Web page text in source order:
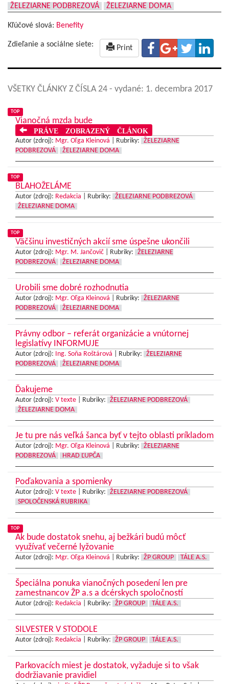
ŽELEZIARNE PODBREZOVÁ
ŽELEZIARNE DOMA
Kľúčové slová: Benefity
Zdieľanie a sociálne siete: Print
VŠETKY ČLÁNKY Z ČÍSLA 24 - vydané: 1. decembra 2017
TOP
Vianočná mzda bude
PRÁVE ZOBRAZENÝ ČLÁNOK
Autor (zdroj): Mgr. Oľga Kleinová Rubriky:
ŽELEZIARNE
PODBREZOVÁ
ŽELEZIARNE DOMA
TOP
BLAHOŽELÁME
Autor (zdroj): Redakcia Rubriky:
ŽELEZIARNE PODBREZOVÁ
ŽELEZIARNE DOMA
TOP
Väčšinu investičných akcií sme úspešne ukončili
Autor (zdroj): Mgr. M. Jančovič Rubriky:
ŽELEZIARNE
PODBREZOVÁ
ŽELEZIARNE DOMA
Urobili sme dobré rozhodnutia
Autor (zdroj): Mgr. Oľga Kleinová Rubriky:
ŽELEZIARNE
PODBREZOVÁ
ŽELEZIARNE DOMA
Právny odbor – referát organizácie a vnútornej
legislatívy INFORMUJE
Autor (zdroj): Ing. Soňa Roštárová Rubriky:
ŽELEZIARNE
PODBREZOVÁ
ŽELEZIARNE DOMA
Ďakujeme
Autor (zdroj): V texte Rubriky:
ŽELEZIARNE PODBREZOVÁ
ŽELEZIARNE DOMA
Je tu pre nás veľká šanca byť v tejto oblasti príkladom
Autor (zdroj): Mgr. Oľga Kleinová Rubriky:
ŽELEZIARNE
PODBREZOVÁ
HRAD ĽUPČA
Poďakovania a spomienky
Autor (zdroj): V texte Rubriky:
ŽELEZIARNE PODBREZOVÁ
SPOLOČENSKÁ RUBRIKA
TOP
Ak bude dostatok snehu, aj bežkári budú môcť
využívať večerné lyžovanie
Autor (zdroj): Mgr. Oľga Kleinová Rubriky: ŽP GROUP TÁLE A.S.
Špeciálna ponuka vianočných posedení len pre
zamestnancov ŽP a.s a dcérskych spoločností
Autor (zdroj): Redakcia Rubriky: ŽP GROUP TÁLE A.S.
SILVESTER V STODOLE
Autor (zdroj): Redakcia Rubriky: ŽP GROUP TÁLE A.S.
Parkovacích miest je dostatok, vyžaduje si to však
dodržiavanie pravidiel